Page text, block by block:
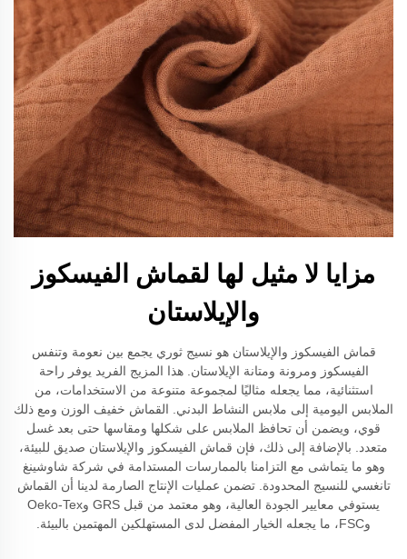
مزايا لا مثيل لها لقماش الفيسكوز
والإيلاستان
قماش الفيسكوز والإيلاستان هو نسيج ثوري يجمع بين نعومة وتنفس
الفيسكوز ومرونة ومتانة الإيلاستان. هذا المزيج الفريد يوفر راحة
استثنائية، مما يجعله مثاليًا لمجموعة متنوعة من الاستخدامات، من
الملابس اليومية إلى ملابس النشاط البدني. القماش خفيف الوزن ومع ذلك
قوي، ويضمن أن تحافظ الملابس على شكلها ومقاسها حتى بعد غسل
متعدد. بالإضافة إلى ذلك، فإن قماش الفيسكوز والإيلاستان صديق للبيئة،
وهو ما يتماشى مع التزامنا بالممارسات المستدامة في شركة شاوشينغ
تانغسي للنسيج المحدودة. تضمن عمليات الإنتاج الصارمة لدينا أن القماش
يستوفي معايير الجودة العالية، وهو معتمد من قبل GRS وOeko-Tex
وFSC، ما يجعله الخيار المفضل لدى المستهلكين المهتمين بالبيئة.